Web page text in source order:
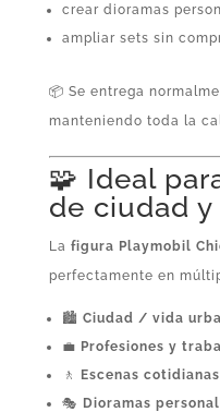
crear dioramas
ampliar sets sin
📦 Se entrega
manteniendo toda la
🧩 Ideal
de ciudad
La figura Playmobil
perfectamente en
🏙️ Ciudad / vida
💼 Profesiones y
🚶 Escenas cotidianas
🎭 Dioramas